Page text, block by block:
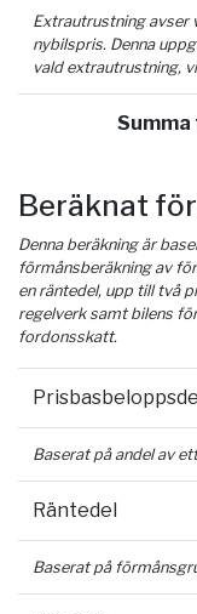
Extrautrustning avser
nybilspris. Denna
vald extrautrustning,
Beräknat
Denna beräkning är
förmånsberäkning av
en räntedel, upp till två
regelverk samt bilens
fordonsskatt.
Prisbasbeloppsdel
Baserat på andel av
Räntedel
Baserat på